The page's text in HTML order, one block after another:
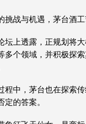
挑战与机遇，茅台酒
坛上透露，正规划将
多个领域，并积极探
程中，茅台也在探索
的答案。